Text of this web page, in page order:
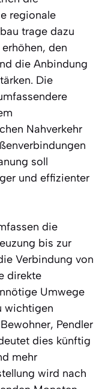
regionale
trage dazu
den
die Anbindung
Die
Nahverkehr
soll
und effizienter
die
bis zur
Verbindung von
direkte
Umwege
wichtigen
Pendler
dies künftig
mehr
wird nach